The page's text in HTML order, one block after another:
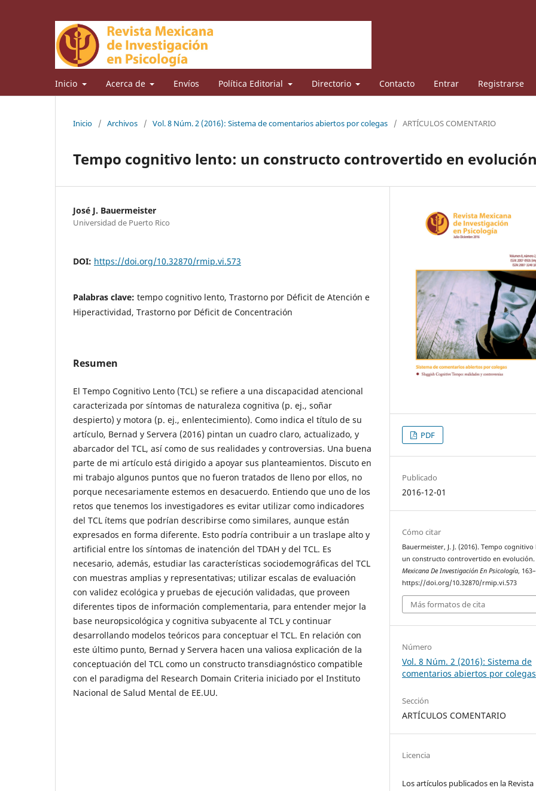
Inicio Acerca de Envíos Política Editorial Directorio Contacto Entrar Registrarse
Inicio / Archivos / Vol. 8 Núm. 2 (2016): Sistema de comentarios abiertos por colegas / ARTÍCULOS COMENTARIO
Tempo cognitivo lento: un constructo controvertido en evolución
José J. Bauermeister
Universidad de Puerto Rico
DOI: https://doi.org/10.32870/rmip.vi.573
Palabras clave: tempo cognitivo lento, Trastorno por Déficit de Atención e
Hiperactividad, Trastorno por Déficit de Concentración
Resumen
El Tempo Cognitivo Lento (TCL) se refiere a una discapacidad atencional
caracterizada por síntomas de naturaleza cognitiva (p. ej., soñar
despierto) y motora (p. ej., enlentecimiento). Como indica el título de su
artículo, Bernad y Servera (2016) pintan un cuadro claro, actualizado, y
abarcador del TCL, así como de sus realidades y controversias. Una buena
parte de mi artículo está dirigido a apoyar sus planteamientos. Discuto en
mi trabajo algunos puntos que no fueron tratados de lleno por ellos, no
porque necesariamente estemos en desacuerdo. Entiendo que uno de los
retos que tenemos los investigadores es evitar utilizar como indicadores
del TCL ítems que podrían describirse como similares, aunque están
expresados en forma diferente. Esto podría contribuir a un traslape alto y
artificial entre los síntomas de inatención del TDAH y del TCL. Es
necesario, además, estudiar las características sociodemográficas del TCL
con muestras amplias y representativas; utilizar escalas de evaluación
con validez ecológica y pruebas de ejecución validadas, que proveen
diferentes tipos de información complementaria, para entender mejor la
base neuropsicológica y cognitiva subyacente al TCL y continuar
desarrollando modelos teóricos para conceptuar el TCL. En relación con
este último punto, Bernad y Servera hacen una valiosa explicación de la
conceptuación del TCL como un constructo transdiagnóstico compatible
con el paradigma del Research Domain Criteria iniciado por el Instituto
Nacional de Salud Mental de EE.UU.
PDF
Publicado
2016-12-01
Cómo citar
Bauermeister, J. J. (2016). Tempo
un constructo controvertido en
Mexicana De Investigación En Psicología,
https://doi.org/10.32870/rmip.vi.573
Más formatos de cita
Número
Vol. 8 Núm. 2 (2016): Sistema de
comentarios abiertos por colegas
Sección
ARTÍCULOS COMENTARIO
Licencia
Los artículos publicados en la Revista